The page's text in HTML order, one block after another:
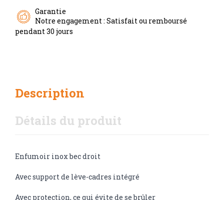
Garantie
Notre engagement : Satisfait ou remboursé
pendant 30 jours
Description
Détails du produit
Enfumoir inox bec droit
Avec support de lève-cadres intégré
Avec protection, ce qui évite de se brûler